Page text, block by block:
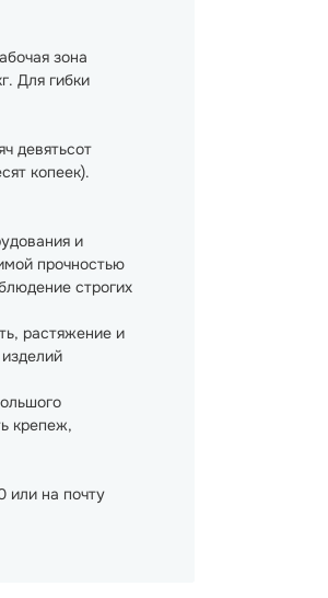
зона
Для гибки
девятьсот
копеек).
и
прочностью
строгих
растяжение и
крепеж,
или на почту